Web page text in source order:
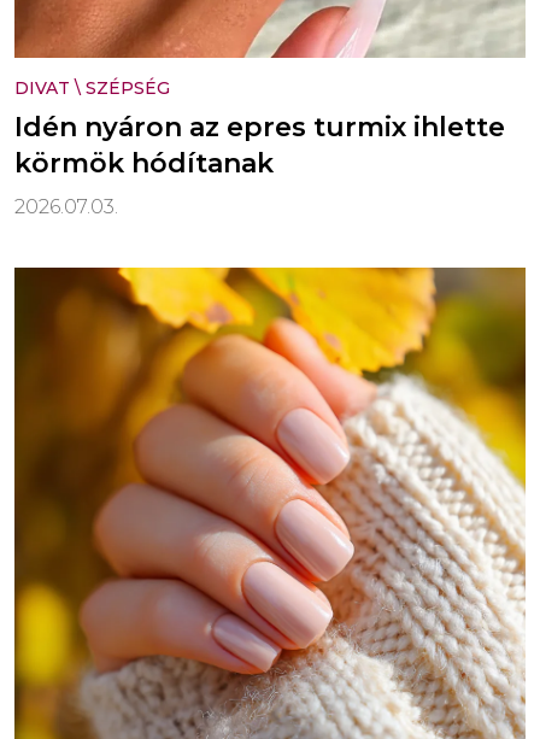
DIVAT \ SZÉPSÉG
Idén nyáron az epres turmix ihlette
körmök hódítanak
2026.07.03.